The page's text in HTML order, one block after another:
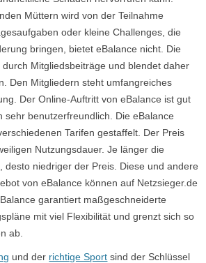
Müttern wird von der Teilnahme
oder kleine Challenges, die
bringen, bietet eBalance nicht. Die
Mitgliedsbeiträge und blendet daher
Den Mitgliedern steht umfangreiches
Der Online-Auftritt von eBalance ist gut
sehr benutzerfreundlich. Die eBalance
Tarifen gestaffelt. Der Preis
Nutzungsdauer. Je länger die
desto niedriger der Preis. Diese und andere
von eBalance können auf Netzsieger.de
garantiert maßgeschneiderte
mit viel Flexibilität und grenzt sich so
ab.
und der richtige Sport sind der Schlüssel